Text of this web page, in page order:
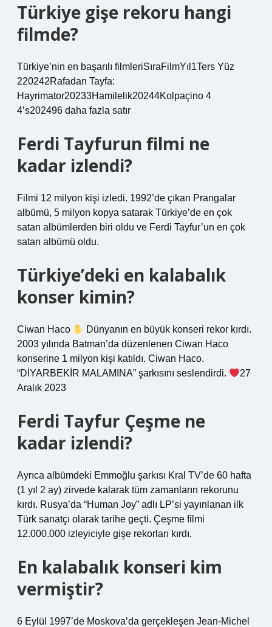
Türkiye gişe rekoru hangi
filmde?
Türkiye’nin en başarılı filmleriSıraFilmYıl1Ters Yüz
220242Rafadan Tayfa:
Hayrimator20233Hamilelik20244Kolpaçino 4
4’s202496 daha fazla satır
Ferdi Tayfurun filmi ne
kadar izlendi?
Filmi 12 milyon kişi izledi. 1992’de çıkan Prangalar
albümü, 5 milyon kopya satarak Türkiye’de en çok
satan albümlerden biri oldu ve Ferdi Tayfur’un en çok
satan albümü oldu.
Türkiye’deki en kalabalık
konser kimin?
Ciwan Haco
Dünyanın en büyük konseri rekor kırdı.
2003 yılında Batman’da düzenlenen Ciwan Haco
konserine 1 milyon kişi katıldı. Ciwan Haco.
“DİYARBEKİR MALAMINA” şarkısını seslendirdi.
27
Aralık 2023
Ferdi Tayfur Çeşme ne
kadar izlendi?
Ayrıca albümdeki Emmoğlu şarkısı Kral TV’de 60 hafta
(1 yıl 2 ay) zirvede kalarak tüm zamanların rekorunu
kırdı. Rusya’da “Human Joy” adlı LP’si yayınlanan ilk
Türk sanatçı olarak tarihe geçti. Çeşme filmi
12.000.000 izleyiciyle gişe rekorları kırdı.
En kalabalık konseri kim
vermiştir?
6 Eylül 1997’de Moskova’da gerçekleşen Jean-Michel